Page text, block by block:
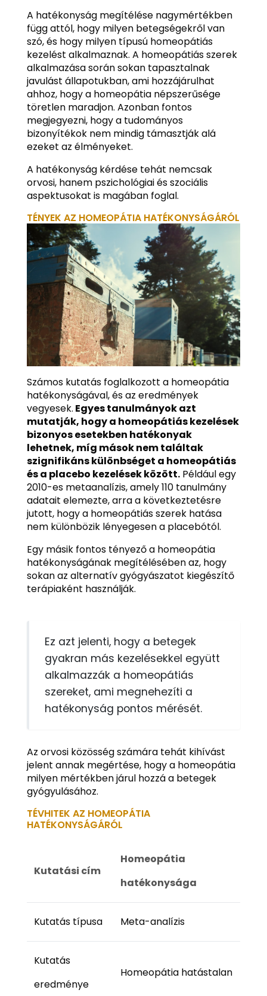
A hatékonyság megítélése nagymértékben
függ attól, hogy milyen betegségekről van
szó, és hogy milyen típusú homeopátiás
kezelést alkalmaznak. A homeopátiás szerek
alkalmazása során sokan tapasztalnak
javulást állapotukban, ami hozzájárulhat
ahhoz, hogy a homeopátia népszerűsége
töretlen maradjon. Azonban fontos
megjegyezni, hogy a tudományos
bizonyítékok nem mindig támasztják alá
ezeket az élményeket.
A hatékonyság kérdése tehát nemcsak
orvosi, hanem pszichológiai és szociális
aspektusokat is magában foglal.
TÉNYEK AZ HOMEOPÁTIA HATÉKONYSÁGÁRÓL
Számos kutatás foglalkozott a homeopátia
hatékonyságával, és az eredmények
vegyesek. Egyes tanulmányok azt
mutatják, hogy a homeopátiás kezelések
bizonyos esetekben hatékonyak
lehetnek, míg mások nem találtak
szignifikáns különbséget a homeopátiás
és a placebo kezelések között.Például egy
2010-es metaanalízis, amely 110 tanulmány
adatait elemezte, arra a következtetésre
jutott, hogy a homeopátiás szerek hatása
nem különbözik lényegesen a placebótól.
Egy másik fontos tényező a homeopátia
hatékonyságának megítélésében az, hogy
sokan az alternatív gyógyászatot kiegészítő
terápiaként használják.
Ez azt jelenti, hogy a betegek
gyakran más kezelésekkel együtt
alkalmazzák a homeopátiás
szereket, ami megnehezíti a
hatékonyság pontos mérését.
Az orvosi közösség számára tehát kihívást
jelent annak megértése, hogy a homeopátia
milyen mértékben járul hozzá a betegek
gyógyulásához.
TÉVHITEK AZ HOMEOPÁTIA
HATÉKONYSÁGÁRÓL
Kutatási cím
Homeopátia
hatékonysága
Kutatás típusa Meta-analízis
Kutatás
eredménye
Homeopátia hatástalan